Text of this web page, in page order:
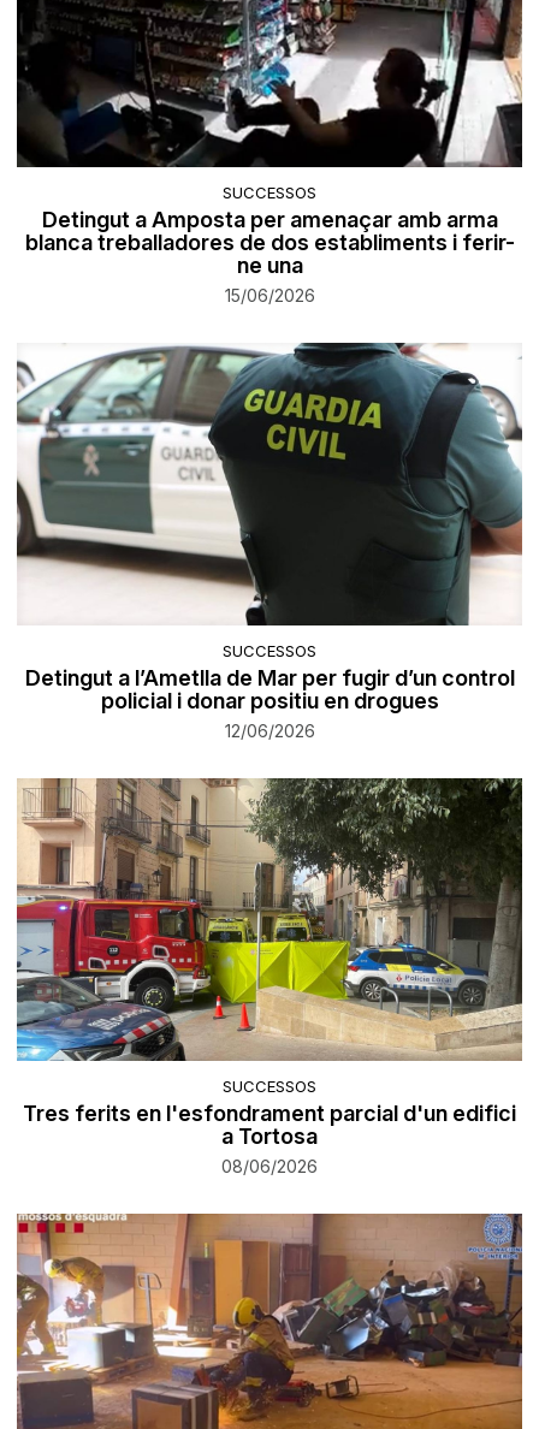
SUCCESSOS
Detingut a Amposta per amenaçar amb arma
blanca treballadores de dos establiments i ferir-
ne una
15/06/2026
SUCCESSOS
Detingut a l’Ametlla de Mar per fugir d’un control
policial i donar positiu en drogues
12/06/2026
SUCCESSOS
Tres ferits en l'esfondrament parcial d'un edifici
a Tortosa
08/06/2026